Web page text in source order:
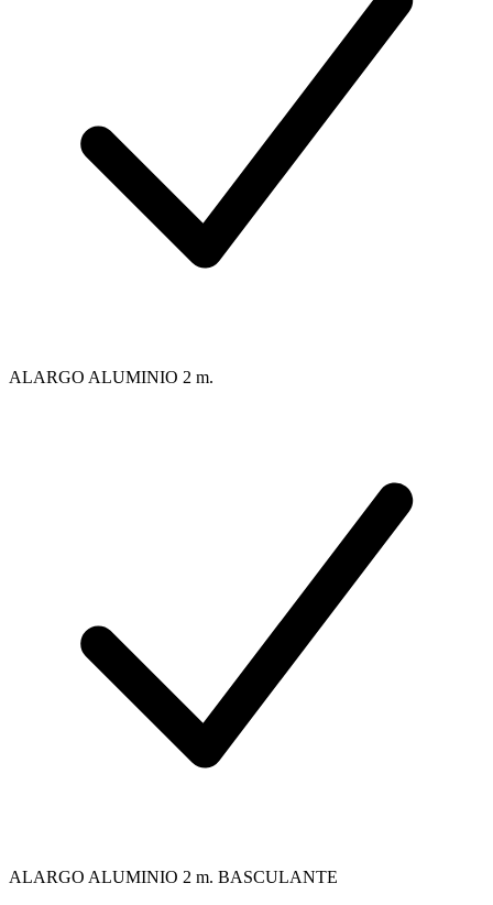
ALARGO ALUMINIO 2 m.
ALARGO ALUMINIO 2 m. BASCULANTE